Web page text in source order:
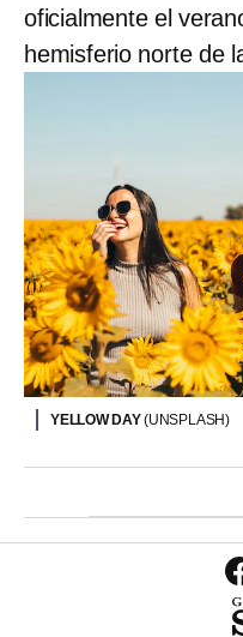
oficialmente el
hemisferio norte de
YELLOW DAY(UNSPLASH)